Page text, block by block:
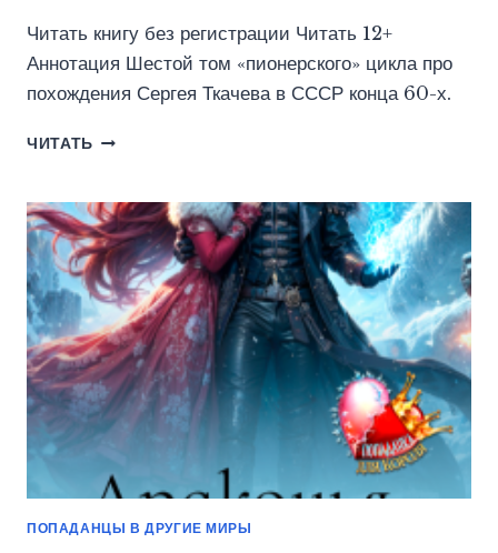
Читать книгу без регистрации Читать 12+
Аннотация Шестой том «пионерского» цикла про
похождения Сергея Ткачева в СССР конца 60-х.
ЧИТАТЬ САМЫЙ
ТОМ
ЧЕТВЕРТЫЙ
(СЛП-6)
(СМОЛИН
ПАВЕЛ)
ПОПАДАНЦЫ В ДРУГИЕ МИРЫ